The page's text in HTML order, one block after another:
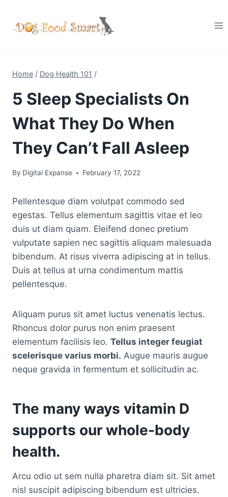
content
Home / Dog Health 101 /
5 Sleep Specialists On
What They Do When
They Can’t Fall Asleep
By Digital Expanse February 17, 2022
Pellentesque diam volutpat commodo sed
egestas. Tellus elementum sagittis vitae et leo
duis ut diam quam. Eleifend donec pretium
vulputate sapien nec sagittis aliquam malesuada
bibendum. At risus viverra adipiscing at in tellus.
Duis at tellus at urna condimentum mattis
pellentesque.
Aliquam purus sit amet luctus venenatis lectus.
Rhoncus dolor purus non enim praesent
elementum facilisis leo. Tellus integer feugiat
scelerisque varius morbi. Augue mauris augue
neque gravida in fermentum et sollicitudin ac.
The many ways vitamin D
supports our whole-body
health.
Arcu odio ut sem nulla pharetra diam sit. Sit amet
nisl suscipit adipiscing bibendum est ultricies.